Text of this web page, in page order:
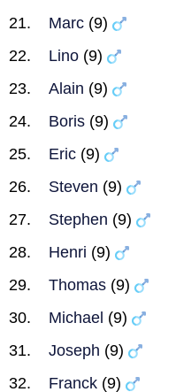
Marc (9)
Lino (9)
Alain (9)
Boris (9)
Eric (9)
Steven (9)
Stephen (9)
Henri (9)
Thomas (9)
Michael (9)
Joseph (9)
Franck (9)